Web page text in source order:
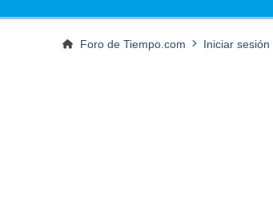
Foro de Tiempo.com Iniciar sesión